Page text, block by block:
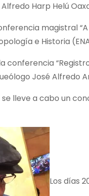
Harp Helú
magistral
e Historia
conferencia
José Alfredo
se lleve a cabo un
Los días